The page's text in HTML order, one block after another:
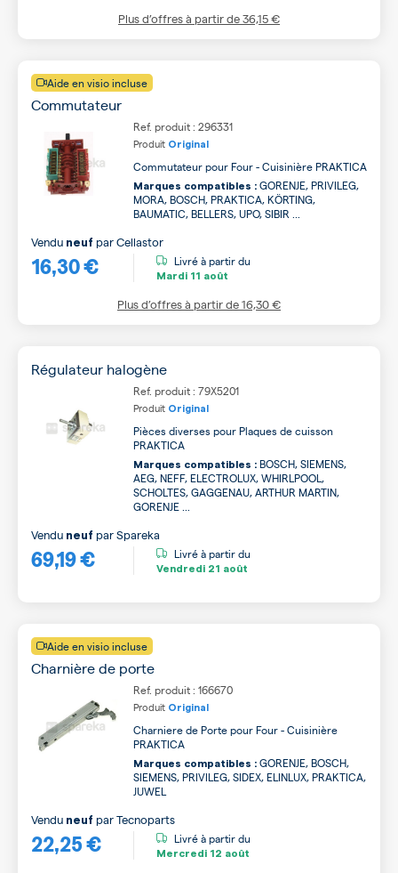
Plus d’offres à partir de36,15 €
Aide en visio incluse
Commutateur
Ref. produit : 296331
Produit Original
Commutateur pour Four - Cuisinière PRAKTICA
Marques compatibles : GORENJE, PRIVILEG,
MORA, BOSCH, PRAKTICA, KÖRTING,
BAUMATIC, BELLERS, UPO, SIBIR ...
16,30 €
Vendu neuf parCellastor
Livré à partir du
Mardi 11 août
Plus d’offres à partir de16,30 €
Régulateur halogène
Ref. produit : 79X5201
Produit Original
Pièces diverses pour Plaques de cuisson
PRAKTICA
Marques compatibles : BOSCH, SIEMENS,
AEG, NEFF, ELECTROLUX, WHIRLPOOL,
SCHOLTES, GAGGENAU, ARTHUR MARTIN,
GORENJE ...
69,19 €
Vendu neuf parSpareka
Livré à partir du
Vendredi 21 août
Aide en visio incluse
Charnière de porte
Ref. produit : 166670
Produit Original
Charniere de Porte pour Four - Cuisinière
PRAKTICA
Marques compatibles : GORENJE, BOSCH,
SIEMENS, PRIVILEG, SIDEX, ELINLUX, PRAKTICA,
JUWEL
22,25 €
Vendu neuf parTecnoparts
Livré à partir du
Mercredi 12 août